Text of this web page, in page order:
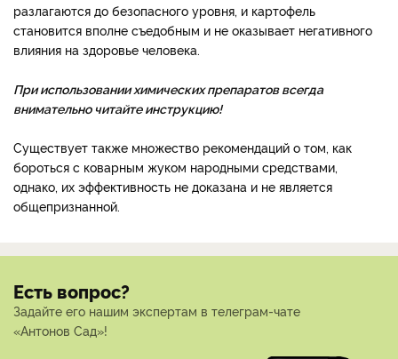
разлагаются до безопасного уровня, и картофель
становится вполне съедобным и не оказывает негативного
влияния на здоровье человека.
При использовании химических препаратов всегда
внимательно читайте инструкцию!
Существует также множество рекомендаций о том, как
бороться с коварным жуком народными средствами,
однако, их эффективность не доказана и не является
общепризнанной.
Есть вопрос?
Задайте его нашим экспертам в телеграм-чате
«Антонов Сад»!